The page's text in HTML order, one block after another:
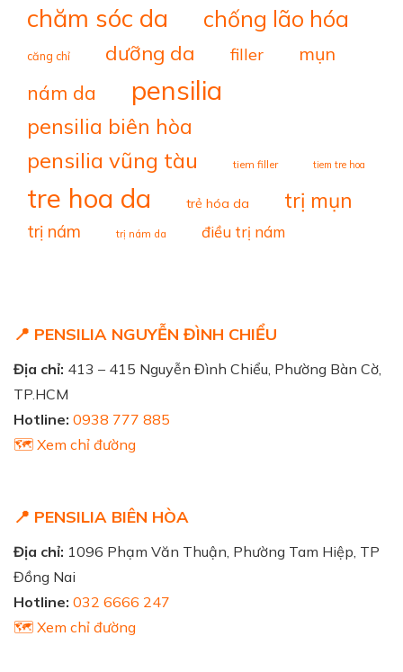
chăm sóc da chống lão hóa
căng chỉ dưỡng da filler mụn
nám da pensilia
pensilia biên hòa
pensilia vũng tàu tiem filler tiem tre hoa
tre hoa da trẻ hóa da trị mụn
trị nám trị nám da điều trị nám
📍 PENSILIA NGUYỄN ĐÌNH CHIỂU
Địa chỉ: 413 – 415 Nguyễn Đình Chiểu, Phường Bàn Cờ,
TP.HCM
Hotline: 0938 777 885
🗺️ Xem chỉ đường
📍 PENSILIA BIÊN HÒA
Địa chỉ: 1096 Phạm Văn Thuận, Phường Tam Hiệp, TP
Đồng Nai
Hotline: 032 6666 247
🗺️ Xem chỉ đường